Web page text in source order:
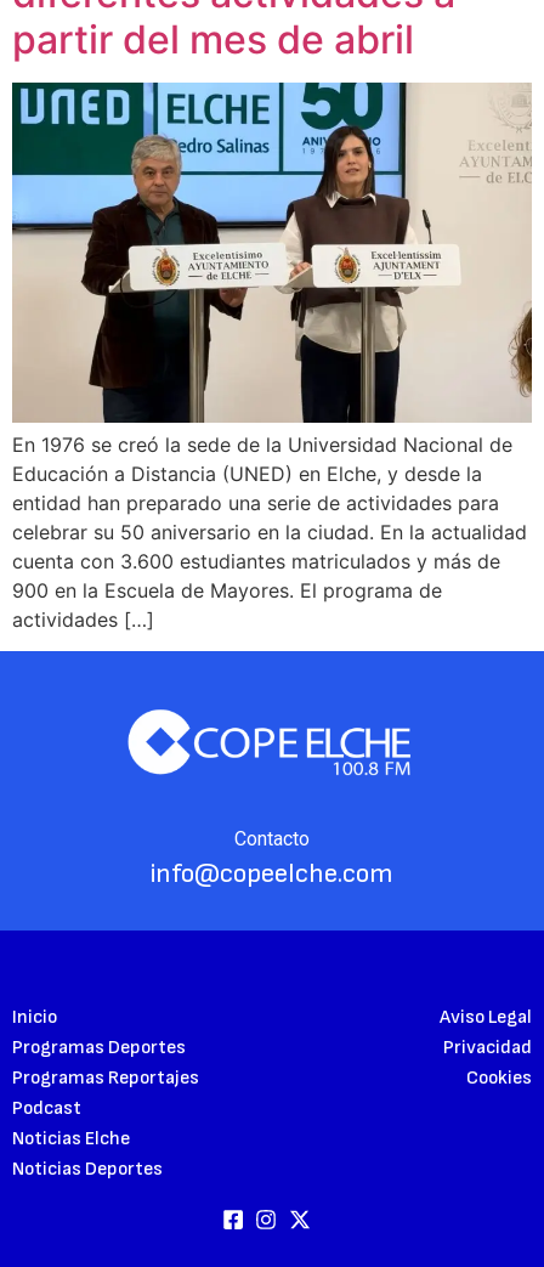
partir del mes de abril
En 1976 se creó la sede de la Universidad Nacional de
Educación a Distancia (UNED) en Elche, y desde la
entidad han preparado una serie de actividades para
celebrar su 50 aniversario en la ciudad. En la actualidad
cuenta con 3.600 estudiantes matriculados y más de
900 en la Escuela de Mayores. El programa de
actividades […]
Contacto
info@copeelche.com
Inicio
Programas Deportes
Programas Reportajes
Podcast
Noticias Elche
Noticias Deportes
Aviso Legal
Privacidad
Cookies